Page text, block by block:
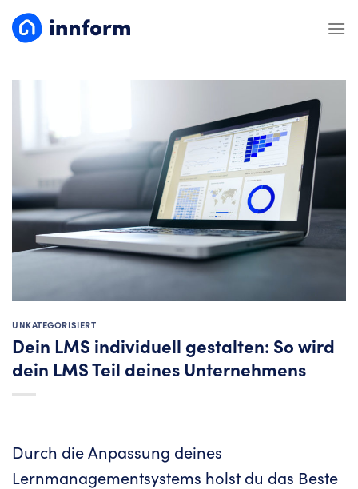
Inhalt
UNKATEGORISIERT
Dein LMS individuell gestalten: So wird
dein LMS Teil deines Unternehmens
Durch die Anpassung deines
Lernmanagementsystems holst du das Beste